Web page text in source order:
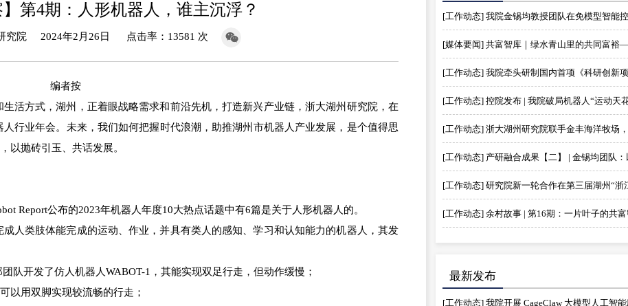
】第4期：人形机器人，谁主沉浮？
究院 2024年2月26日 点击率：13581 次
编者按
方式，湖州，正着眼战略需求和前沿先机，打造新兴产业链，浙大湖州研究院，在
行业年会。未来，我们如何把握时代浪潮，助推湖州市机器人产业发展，是个值得思
以抛砖引玉、共话发展。
公布的2023年机器人年度10大热点话题中有6篇是关于人形机器人的。
类肢体能完成的运动、作业，并具有类人的感知、学习和认知能力的机器人，其发
开发了仿人机器人WABOT-1，其能实现双足行走，但动作缓慢；
用双脚实现较流畅的行走；
[工作动态] 余村故事 | 第16期：一片叶子的共
最新发布